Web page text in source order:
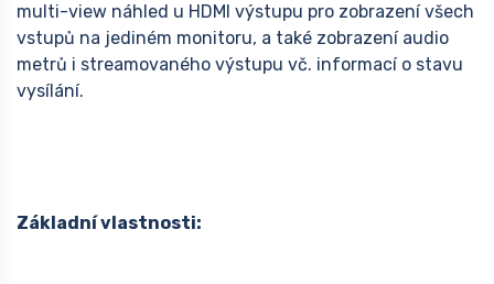
multi-view náhled u HDMI výstupu pro zobrazení všech
vstupů na jediném monitoru, a také zobrazení audio
metrů i streamovaného výstupu vč. informací o stavu
vysílání.
Základní vlastnosti: